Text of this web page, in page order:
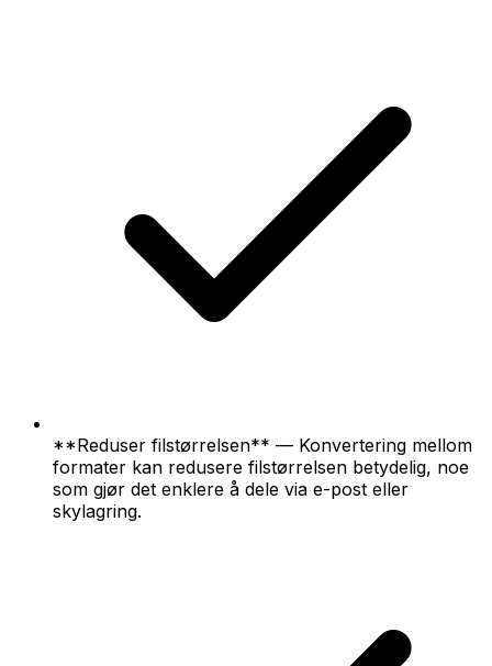
**Reduser filstørrelsen** — Konvertering mellom
formater kan redusere filstørrelsen betydelig, noe
som gjør det enklere å dele via e-post eller
skylagring.